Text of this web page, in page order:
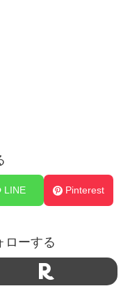
LINE Pinterest
ローする